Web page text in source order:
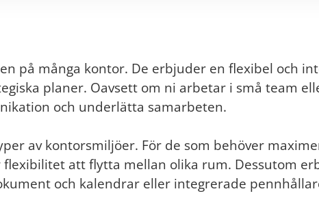
på många kontor. De erbjuder en flexibel och
planer. Oavsett om ni arbetar i små team
och underlätta samarbeten.
av kontorsmiljöer. För de som behöver
att flytta mellan olika rum. Dessutom
och kalendrar eller integrerade